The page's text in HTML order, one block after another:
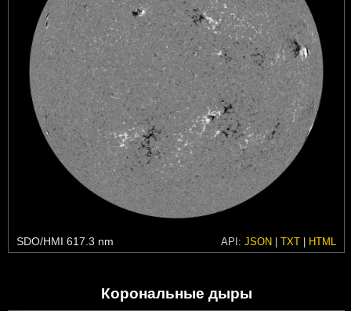
SDO/HMI 617.3 nm API: JSON | TXT | HTML
Корональные дыры